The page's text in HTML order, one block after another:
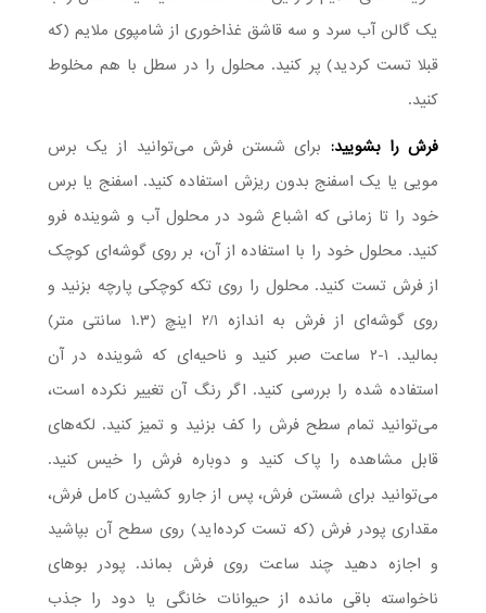
یک گالن آب سرد و سه قاشق غذاخوری از شامپوی ملایم (که
قبلا تست کردید) پر کنید. محلول را در سطل با هم مخلوط
کنید.
فرش را بشویید: برای شستن فرش می‌توانید از یک برس
مویی یا یک اسفنج بدون ریزش استفاده کنید. اسفنج یا برس
خود را تا زمانی که اشباع شود در محلول آب و شوینده فرو
کنید. محلول خود را با استفاده از آن، بر روی گوشه‌ای کوچک
از فرش تست کنید. محلول را روی تکه کوچکی پارچه بزنید و
روی گوشه‌ای از فرش به اندازه ۲/۱ اینچ (۱.۳ سانتی متر)
بمالید. ۱-۲ ساعت صبر کنید و ناحیه‌ای که شوینده در آن
استفاده شده را بررسی کنید. اگر رنگ آن تغییر نکرده است،
می‌توانید تمام سطح فرش را کف بزنید و تمیز کنید. لکه‌های
قابل مشاهده را پاک کنید و دوباره فرش را خیس کنید.
می‌توانید برای شستن فرش، پس از جارو کشیدن کامل فرش،
مقداری پودر فرش (که تست کرده‌اید) روی سطح آن بپاشید
و اجازه دهید چند ساعت روی فرش بماند. پودر بوهای
ناخواسته باقی مانده از حیوانات خانگی یا دود را جذب